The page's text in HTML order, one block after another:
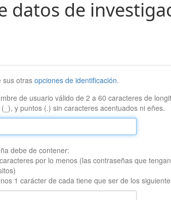
datos de
sus otrasopciones de identificación.
de usuario válido de 2 a 60 caracteres de
y puntos (.) sin caracteres acentuados ni eñes.
debe de contener:
por lo menos (las contraseñas que
1 carácter de cada tiene que ser de los